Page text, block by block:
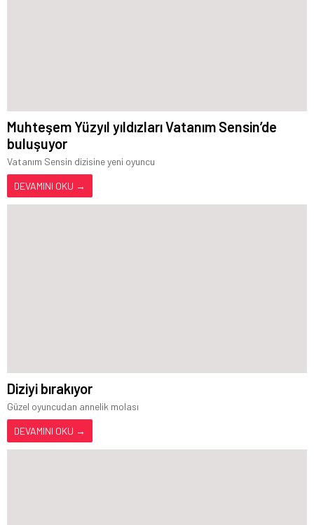
Muhteşem Yüzyıl yıldızları Vatanım Sensin’de
buluşuyor
Vatanım Sensin dizisine yeni oyuncu
DEVAMINI OKU →
Diziyi bırakıyor
Güzel oyuncudan annelik molası
DEVAMINI OKU →